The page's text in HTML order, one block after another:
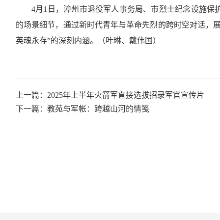
4月1日，漳州市退役军人事务局、市烈士纪念设施
的场景细节，通过新时代青年与革命先烈的跨时空对话，
英魂永存”的深刻内涵。（叶琳、戴伟国）
上一篇：2025年上半年火箭军直接选拔招录军官宣传片
下一篇：教苑与军帐：跨越山河的情笺